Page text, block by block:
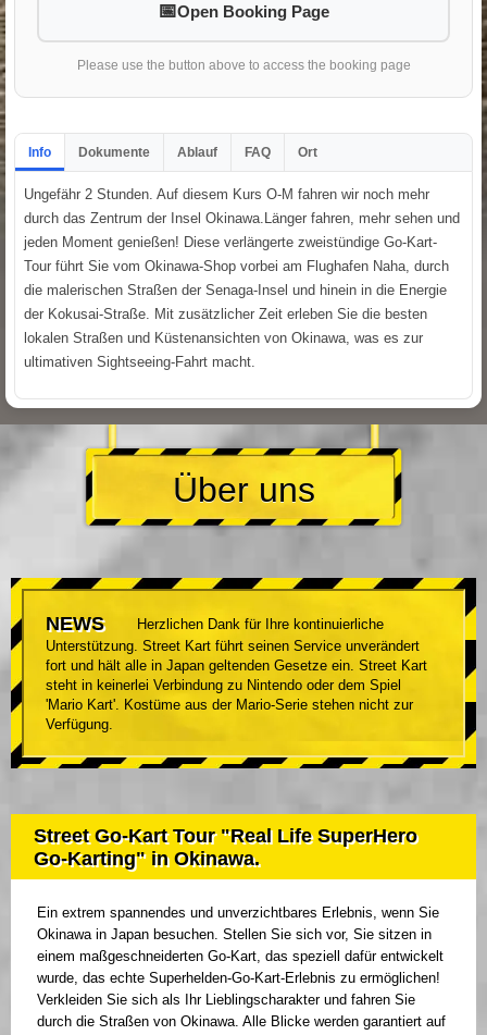
Open Booking Page
Please use the button above to access the booking page
Info Dokumente Ablauf FAQ Ort
Ungefähr 2 Stunden. Auf diesem Kurs O-M fahren wir noch mehr
durch das Zentrum der Insel Okinawa.Länger fahren, mehr sehen und
jeden Moment genießen! Diese verlängerte zweistündige Go-Kart-
Tour führt Sie vom Okinawa-Shop vorbei am Flughafen Naha, durch
die malerischen Straßen der Senaga-Insel und hinein in die Energie
der Kokusai-Straße. Mit zusätzlicher Zeit erleben Sie die besten
lokalen Straßen und Küstenansichten von Okinawa, was es zur
ultimativen Sightseeing-Fahrt macht.
Über uns
NEWS
Herzlichen Dank für Ihre kontinuierliche
Unterstützung. Street Kart führt seinen Service unverändert
fort und hält alle in Japan geltenden Gesetze ein. Street Kart
steht in keinerlei Verbindung zu Nintendo oder dem Spiel
'Mario Kart'. Kostüme aus der Mario-Serie stehen nicht zur
Verfügung.
Street Go-Kart Tour "Real Life SuperHero
Go-Karting" in Okinawa.
Ein extrem spannendes und unverzichtbares Erlebnis, wenn Sie
Okinawa in Japan besuchen. Stellen Sie sich vor, Sie sitzen in
einem maßgeschneiderten Go-Kart, das speziell dafür entwickelt
wurde, das echte Superhelden-Go-Kart-Erlebnis zu ermöglichen!
Verkleiden Sie sich als Ihr Lieblingscharakter und fahren Sie
durch die Straßen von Okinawa. Alle Blicke werden garantiert auf